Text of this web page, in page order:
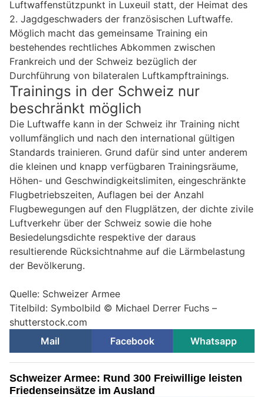
Luftwaffenstützpunkt in Luxeuil statt, der Heimat des
2. Jagdgeschwaders der französischen Luftwaffe.
Möglich macht das gemeinsame Training ein
bestehendes rechtliches Abkommen zwischen
Frankreich und der Schweiz bezüglich der
Durchführung von bilateralen Luftkampftrainings.
Trainings in der Schweiz nur
beschränkt möglich
Die Luftwaffe kann in der Schweiz ihr Training nicht
vollumfänglich und nach den international gültigen
Standards trainieren. Grund dafür sind unter anderem
die kleinen und knapp verfügbaren Trainingsräume,
Höhen- und Geschwindigkeitslimiten, eingeschränkte
Flugbetriebszeiten, Auflagen bei der Anzahl
Flugbewegungen auf den Flugplätzen, der dichte zivile
Luftverkehr über der Schweiz sowie die hohe
Besiedelungsdichte respektive der daraus
resultierende Rücksichtnahme auf die Lärmbelastung
der Bevölkerung.
Quelle: Schweizer Armee
Titelbild: Symbolbild © Michael Derrer Fuchs –
shutterstock.com
Mail
Facebook Whatsapp
Schweizer Armee: Rund 300 Freiwillige leisten
Friedenseinsätze im Ausland